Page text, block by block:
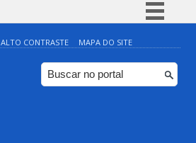
Simplifique!
Comunica BR
Participe
ALTO CONTRASTE MAPA DO SITE